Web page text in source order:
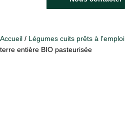
Accueil / Légumes cuits prêts à l'emploi
terre entière BIO pasteurisée